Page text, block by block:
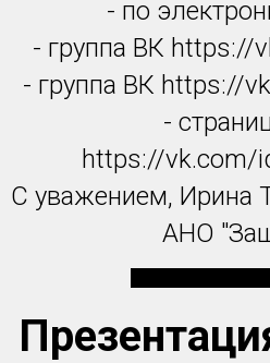
- по
- группа ВК https://
- группа ВК https://
-
https://vk.com/
С уважением, Ирина
АНО